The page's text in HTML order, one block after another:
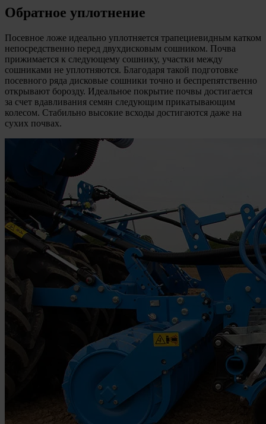
Обратное уплотнение
Посевное ложе идеально уплотняется трапециевидным катком
непосредственно перед двухдисковым сошником. Почва
прижимается к следующему сошнику, участки между
сошниками не уплотняются. Благодаря такой подготовке
посевного ряда дисковые сошники точно и беспрепятственно
открывают борозду. Идеальное покрытие почвы достигается
за счет вдавливания семян следующим прикатывающим
колесом. Стабильно высокие всходы достигаются даже на
сухих почвах.